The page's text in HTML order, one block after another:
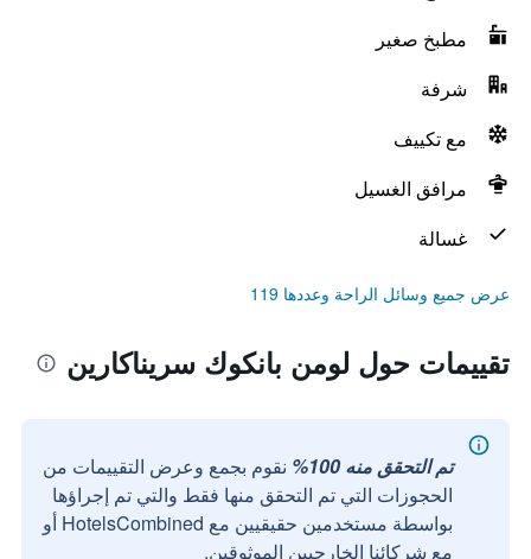
مطبخ صغير
شرفة
مع تكييف
مرافق الغسيل
غسالة
عرض جميع وسائل الراحة وعددها 119
تقييمات حول لومن بانكوك سريناكارين
تم التحقق منه 100%
نقوم بجمع وعرض التقييمات من
الحجوزات التي تم التحقق منها فقط والتي تم إجراؤها
بواسطة مستخدمين حقيقيين مع HotelsCombined أو
مع شركائنا الخارجيين الموثوقين.